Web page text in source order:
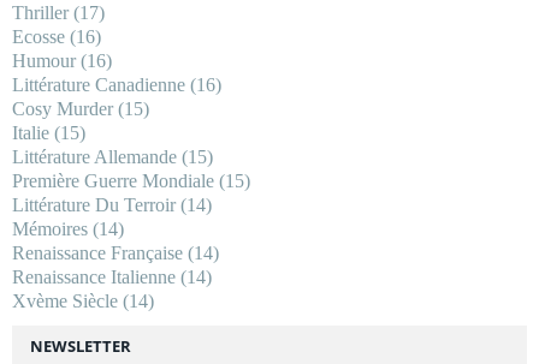
NEWSLETTER
Thriller(17)
Ecosse (16)
Humour(16)
Littérature Canadienne (16)
Cosy Murder(15)
Italie (15)
Littérature Allemande (15)
Première Guerre Mondiale (15)
Littérature Du Terroir(14)
Mémoires (14)
Renaissance Française (14)
Renaissance Italienne (14)
Xvème Siècle (14)